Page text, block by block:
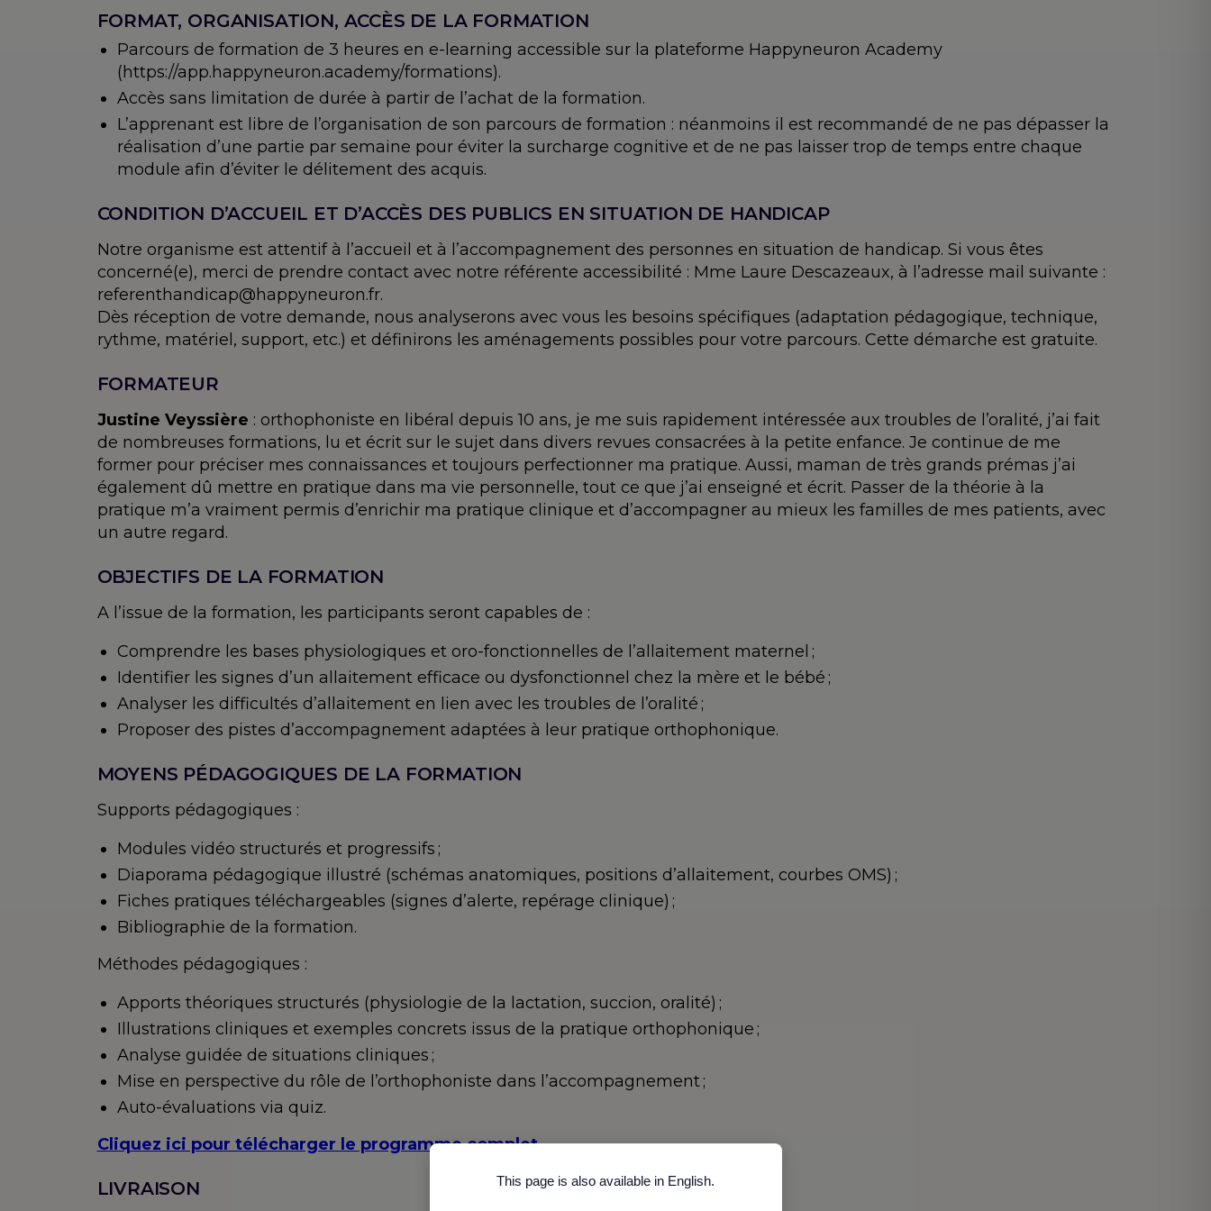
FORMAT, ORGANISATION, ACCÈS DE LA FORMATION
Parcours de formation de 3 heures en e-learning accessible sur la plateforme Happyneuron Academy
(https://app.happyneuron.academy/formations).
Accès sans limitation de durée à partir de l’achat de la formation.
L’apprenant est libre de l’organisation de son parcours de formation : néanmoins il est recommandé de ne pas dépasser la
réalisation d’une partie par semaine pour éviter la surcharge cognitive et de ne pas laisser trop de temps entre chaque
module afin d’éviter le délitement des acquis.
CONDITION D’ACCUEIL ET D’ACCÈS DES PUBLICS EN SITUATION DE HANDICAP
Notre organisme est attentif à l’accueil et à l’accompagnement des personnes en situation de handicap. Si vous êtes
concerné(e), merci de prendre contact avec notre référente accessibilité : Mme Laure Descazeaux, à l’adresse mail suivante :
referenthandicap@happyneuron.fr.
Dès réception de votre demande, nous analyserons avec vous les besoins spécifiques (adaptation pédagogique, technique,
rythme, matériel, support, etc.) et définirons les aménagements possibles pour votre parcours. Cette démarche est gratuite.
FORMATEUR
Justine Veyssière : orthophoniste en libéral depuis 10 ans, je me suis rapidement intéressée aux troubles de l’oralité, j’ai fait
de nombreuses formations, lu et écrit sur le sujet dans divers revues consacrées à la petite enfance. Je continue de me
former pour préciser mes connaissances et toujours perfectionner ma pratique. Aussi, maman de très grands prémas j’ai
également dû mettre en pratique dans ma vie personnelle, tout ce que j’ai enseigné et écrit. Passer de la théorie à la
pratique m’a vraiment permis d’enrichir ma pratique clinique et d’accompagner au mieux les familles de mes patients, avec
un autre regard.
OBJECTIFS DE LA FORMATION
A l’issue de la formation, les participants seront capables de :
Comprendre les bases physiologiques et oro-fonctionnelles de l’allaitement maternel ;
Identifier les signes d’un allaitement efficace ou dysfonctionnel chez la mère et le bébé ;
Analyser les difficultés d’allaitement en lien avec les troubles de l’oralité ;
Proposer des pistes d’accompagnement adaptées à leur pratique orthophonique.
MOYENS PÉDAGOGIQUES DE LA FORMATION
Supports pédagogiques :
Modules vidéo structurés et progressifs ;
Diaporama pédagogique illustré (schémas anatomiques, positions d’allaitement, courbes OMS) ;
Fiches pratiques téléchargeables (signes d’alerte, repérage clinique) ;
Bibliographie de la formation.
Méthodes pédagogiques :
Apports théoriques structurés (physiologie de la lactation, succion, oralité) ;
Illustrations cliniques et exemples concrets issus de la pratique orthophonique ;
Analyse guidée de situations cliniques ;
Mise en perspective du rôle de l’orthophoniste dans l’accompagnement ;
Auto-évaluations via quiz.
Cliquez ici pour télécharger le programme complet.
LIVRAISON This page is also available in English.